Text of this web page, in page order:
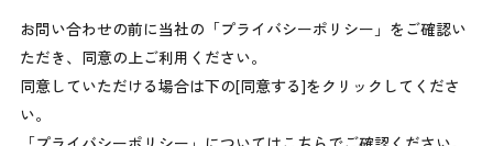
お問い合わせの前に当社の「プライバシーポリシー」をご確認い
ただき、同意の上ご利用ください。
同意していただける場合は下の[同意する]をクリックしてくださ
い。